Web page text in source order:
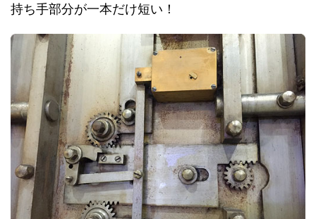
持ち手部分が一本だけ短い！